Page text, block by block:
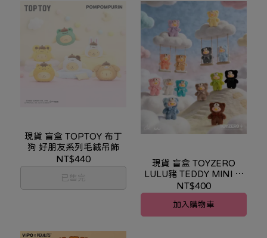
現貨 盲盒 TOPTOY 布丁
狗 好朋友系列毛絨吊飾
NT$440
已售完
現貨 盲盒 TOYZERO
LULU豬 TEDDY MINI 自
然絮語 毛絨手機繩
NT$400
加入購物車